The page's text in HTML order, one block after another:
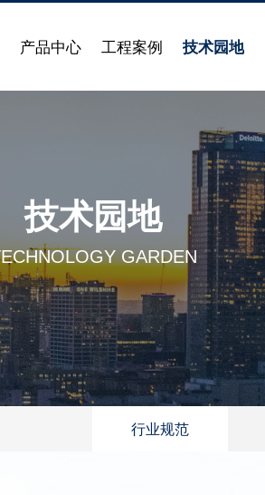
产品中心 工程案例 技术园地
技术园地
GARDEN
行业规范